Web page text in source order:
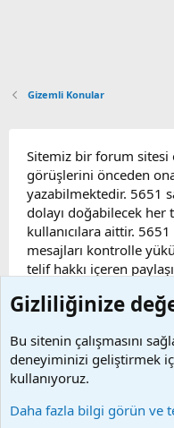
Gizemli Konular
Sitemiz bir forum sitesi
görüşlerini önceden
yazabilmektedir. 5651
dolayı doğabilecek
kullanıcılara aittir.
mesajları kontrolle
telif hakkı içeren
kaldırılacaktır.
alınmaktadır. Telif
Videoların hiç biri
Gizliliğinize
Bu sitenin çalışmasını
deneyiminizi geliştirmek
kullanıyoruz.
Daha fazla bilgi görün ve